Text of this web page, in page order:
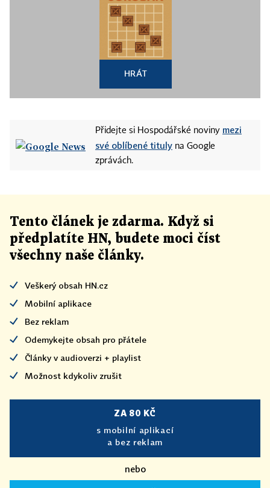
HRÁT
Přidejte si Hospodářské noviny mezi
své oblíbené tituly na Google
zprávách.
Tento článek je zdarma. Když si
předplatíte HN, budete moci číst
všechny naše články.
Veškerý obsah HN.cz
Mobilní aplikace
Bez reklam
Odemykejte obsah pro přátele
Články v audioverzi + playlist
Možnost kdykoliv zrušit
ZA 80 KČ
s mobilní aplikací
a bez reklam
nebo